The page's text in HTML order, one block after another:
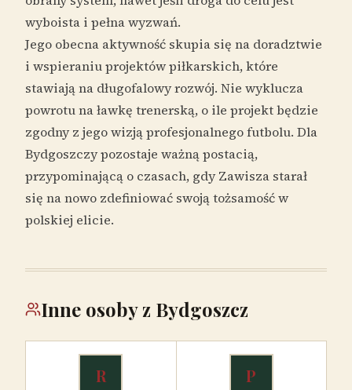
wyboista i pełna wyzwań.
Jego obecna aktywność skupia się na doradztwie
i wspieraniu projektów piłkarskich, które
stawiają na długofalowy rozwój. Nie wyklucza
powrotu na ławkę trenerską, o ile projekt będzie
zgodny z jego wizją profesjonalnego futbolu. Dla
Bydgoszczy pozostaje ważną postacią,
przypominającą o czasach, gdy Zawisza starał
się na nowo zdefiniować swoją tożsamość w
polskiej elicie.
Inne osoby z Bydgoszcz
R P